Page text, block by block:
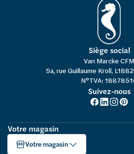
Siège social
Van Marcke CFM
5a, rue Guillaume Kroll,
N°TVA:
Suivez-nous
Votre magasin
Votre magasin